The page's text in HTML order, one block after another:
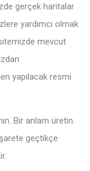
gerçek haritalar
yardımcı olmak
mevcut
yapılacak resmi
Bir anlam üretin.
geçtikçe